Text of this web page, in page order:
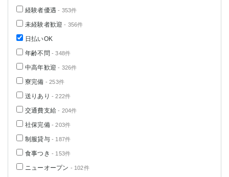
経験者優遇 - 353件
未経験者歓迎 - 356件
日払いOK
年齢不問 - 348件
中高年歓迎 - 326件
寮完備 - 253件
送りあり - 222件
交通費支給 - 204件
社保完備- 203件
制服貸与- 187件
食事つき - 153件
ニューオープン - 102件